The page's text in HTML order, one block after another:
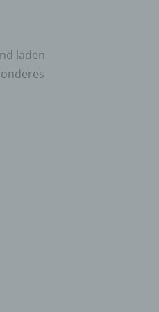
laden